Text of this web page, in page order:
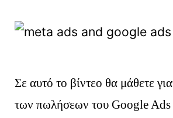
Σε αυτό το βίντεο θα μάθετε
των πωλήσεων του Google Ads